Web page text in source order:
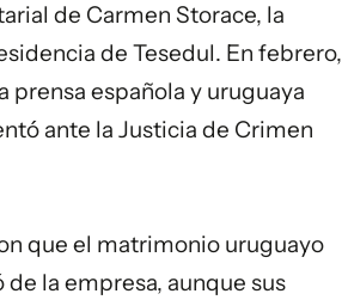
de Carmen Storace, la
de Tesedul. En febrero,
prensa española y uruguaya
ante la Justicia de Crimen
que el matrimonio uruguayo
la empresa, aunque sus